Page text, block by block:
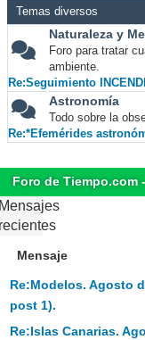
Temas diversos
Naturaleza y
Foro para tratar
ambiente.
Re:Seguimiento
Astronomía
Todo sobre la
Re:*Efemérides
Foro de Tiempo.com
Mensaje
Re:Modelos. Agosto
post 1).
Re:Islas Canarias.